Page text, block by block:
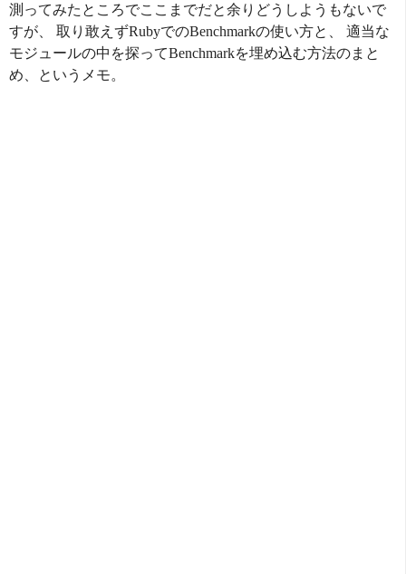
測ってみたところでここまでだと余りどうしようもないで
すが、 取り敢えずRubyでのBenchmarkの使い方と、 適当な
モジュールの中を探ってBenchmarkを埋め込む方法のまと
め、というメモ。